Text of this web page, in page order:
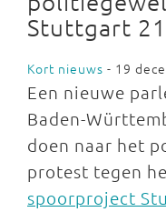
Stuttgart 21
Kort nieuws - 19
Een nieuwe
Baden-
doen naar het
protest tegen
spoorproject